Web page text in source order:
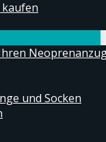
und Socken